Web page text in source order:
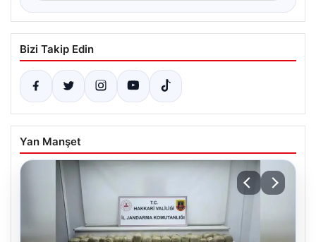
Bizi Takip Edin
Yan Manşet